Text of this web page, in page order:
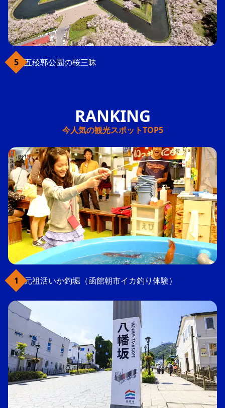
五稜郭公園の桜三昧
今人気の観光スポットTOP5
元祖活いか釣堀（函館朝市イカ釣り体験）